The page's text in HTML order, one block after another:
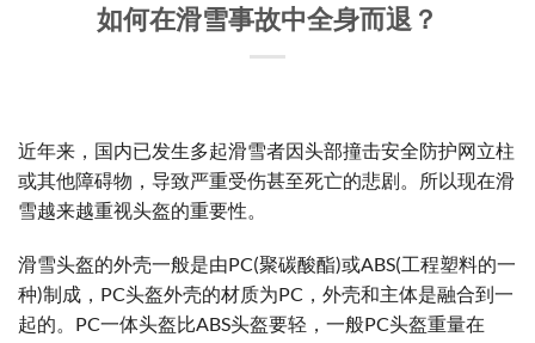
如何在滑雪事故中全身而退？
近年来，国内已发生多起滑雪者因头部撞击安全防护网立柱
或其他障碍物，导致严重受伤甚至死亡的悲剧。所以现在滑
雪越来越重视头盔的重要性。
滑雪头盔的外壳一般是由PC(聚碳酸酯)或ABS(工程塑料的一
种)制成，PC头盔外壳的材质为PC，外壳和主体是融合到一
起的。PC一体头盔比ABS头盔要轻，一般PC头盔重量在